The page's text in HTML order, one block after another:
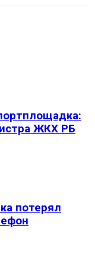
ЖКХ РБ
потерял